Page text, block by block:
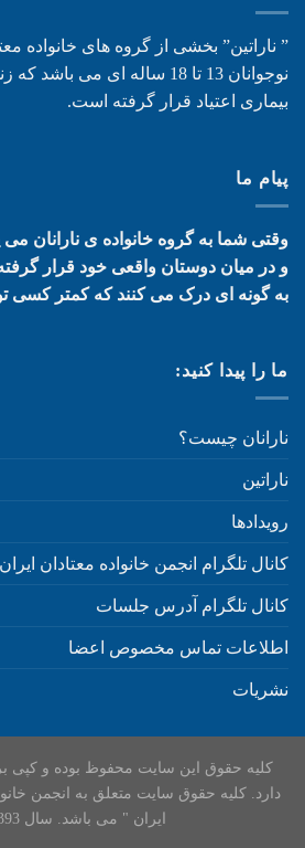
” ناراتین” بخشی از گروه های خانواده
نوجوانان 13 تا 18 ساله ای می
بیماری اعتیاد قرار گرفته است.
پیام ما
وقتی شما به گروه خانواده ی نارانان می
و در میان دوستان واقعی خود قرار
به گونه ای درک می کنند که کمتر کسی
ما را پیدا کنید:
نارانان چیست؟
ناراتین
رویدادها
کانال تلگرام انجمن خانواده معتادان ایران
کانال تلگرام آدرس جلسات
اطلاعات تماس مخصوص اعضا
نشریات
کلیه حقوق این سایت محفوظ بوده و کپی
دارد. کلیه حقوق سایت متعلق به انجمن
ایران " می باشد. سال 1393_1405